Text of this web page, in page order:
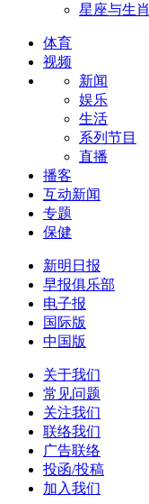
星座与生肖
体育
视频
新闻
娱乐
生活
系列节目
直播
播客
互动新闻
专题
保健
新明日报
早报俱乐部
电子报
国际版
中国版
关于我们
常见问题
关注我们
联络我们
广告联络
投函/投稿
加入我们